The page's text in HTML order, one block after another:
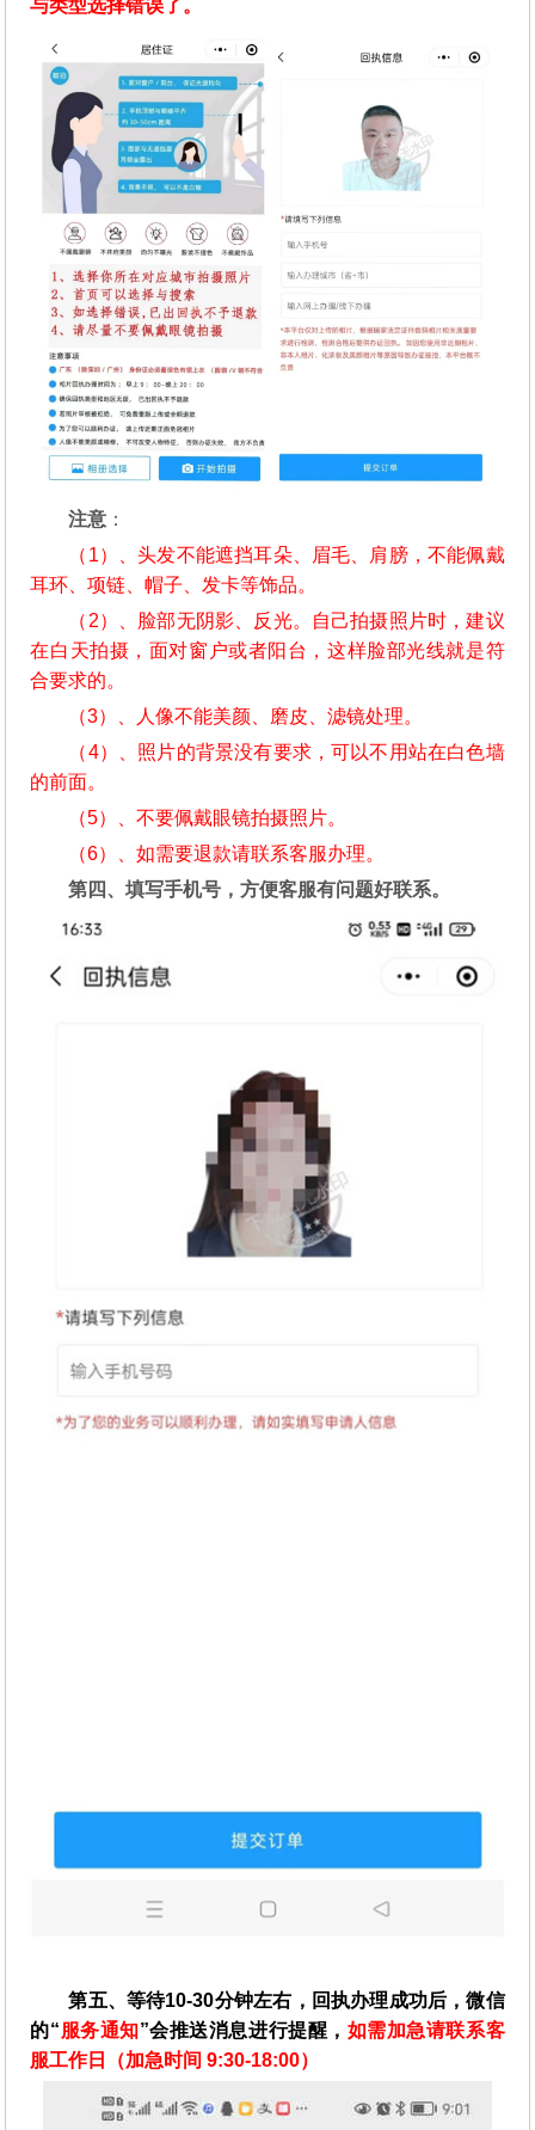
与类型选择错误了。
注意 ：
（1）、头发不能遮挡耳朵、眉毛、肩膀，不能佩戴
耳环、项链、帽子、发卡等饰品。
（2）、脸部无阴影、反光。自己拍摄照片时，建议
在白天拍摄，面对窗户或者阳台，这样脸部光线就是符
合要求的。
（3）、人像不能美颜、磨皮、滤镜处理。
（4）、照片的背景没有要求，可以不用站在白色墙
的前面。
（5）、不要佩戴眼镜拍摄照片。
（6）、如需要退款请联系客服办理。
第四、填写手机号，方便客服有问题好联系。
第五、等待10-30分钟左右，回执办理成功后，微信
的“服务通知”会推送消息进行提醒， 如需加急请联系客
服工作日（加急时间 9:30-18:00）